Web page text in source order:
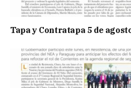
Tapa y Contratapa 5 de